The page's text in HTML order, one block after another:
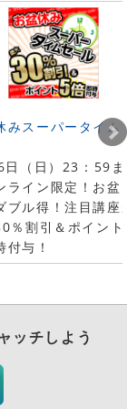
みスーパータイム
日（日）23：59
イン限定！お盆
ブル得！注目講座
％割引＆ポイン
付与！
ッチしよう